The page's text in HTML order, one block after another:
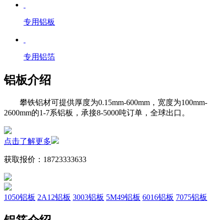
专用铝板
专用铝箔
铝板介绍
攀铁铝材可提供厚度为0.15mm-600mm，宽度为100mm-
2600mm的1-7系铝板，承接8-5000吨订单，全球出口。
点击了解更多
获取报价： 18723333633
1050铝板 2A12铝板 3003铝板 5M49铝板 6016铝板 7075铝板